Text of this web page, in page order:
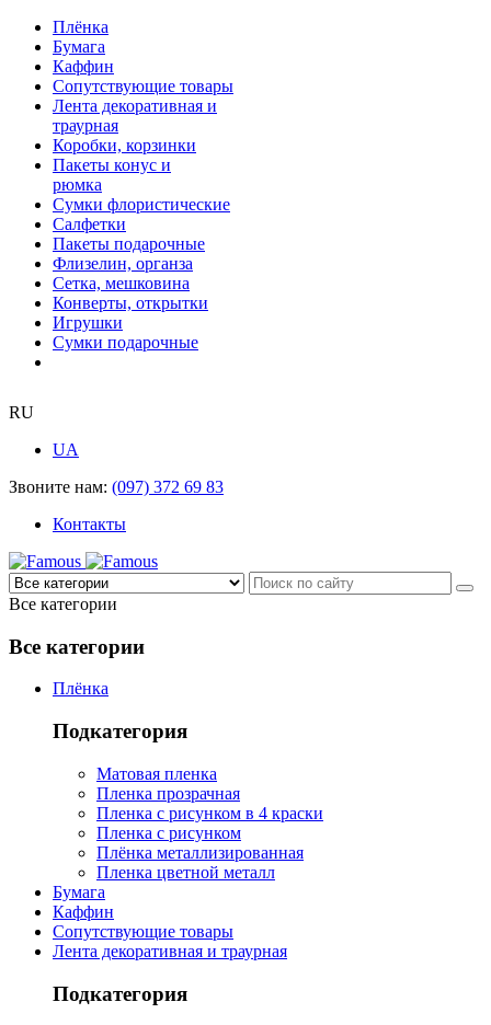
Плёнка
Бумага
Каффин
Сопутствующие товары
Лента декоративная и
траурная
Коробки, корзинки
Пакеты конус и
рюмка
Сумки флористические
Салфетки
Пакеты подарочные
Флизелин, органза
Сетка, мешковина
Конверты, открытки
Игрушки
Сумки подарочные
RU
UA
Звоните нам: (097) 372 69 83
Контакты
Все категории
Все категории
Плёнка
Подкатегория
Матовая пленка
Пленка прозрачная
Пленка с рисунком в 4 краски
Пленка с рисунком
Плёнка металлизированная
Пленка цветной металл
Бумага
Каффин
Сопутствующие товары
Лента декоративная и траурная
Подкатегория